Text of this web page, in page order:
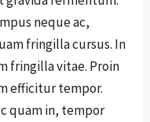
neque ac,
fringilla cursus. In
fringilla vitae. Proin
efficitur tempor.
quam in, tempor